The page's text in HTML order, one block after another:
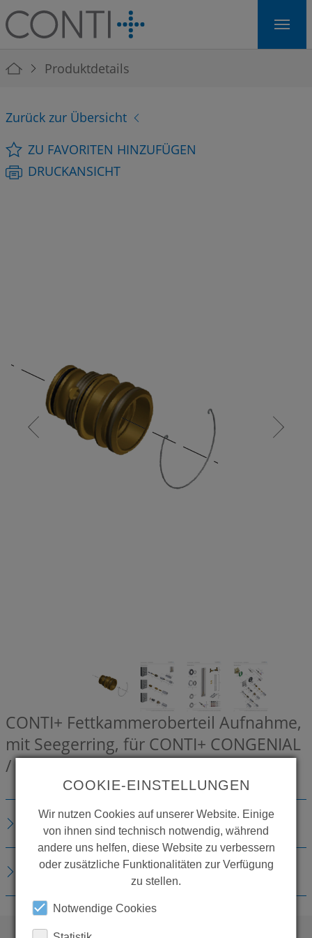
Skip to main navigation
Skip to main content
Skip to page footer
You are here:
Produktdetails
Zurück zur Übersicht
ZU FAVORITEN HINZUFÜGEN
DRUCKANSICHT
CONTI+ Fettkammeroberteil Aufnahme,
mit Seegerring, für CONTI+ CONGENIAL
/ CONGENIAL FITCONZ0920000
BESCHREIBUNG
DOWNLOADS
COOKIE-EINSTELLUNGEN
Wir nutzen Cookies auf unserer Website. Einige
von ihnen sind technisch notwendig, während
andere uns helfen, diese Website zu verbessern
oder zusätzliche Funktionalitäten zur Verfügung
zu stellen.
Notwendige Cookies